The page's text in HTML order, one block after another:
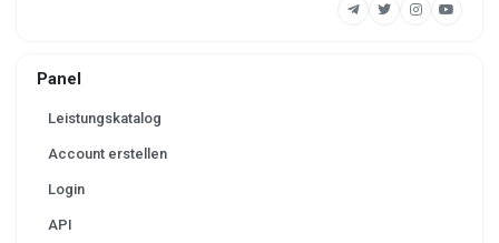
Panel
Leistungskatalog
Account erstellen
Login
API